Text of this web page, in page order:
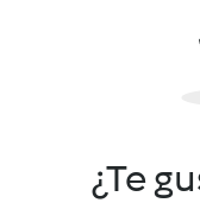
¿Te